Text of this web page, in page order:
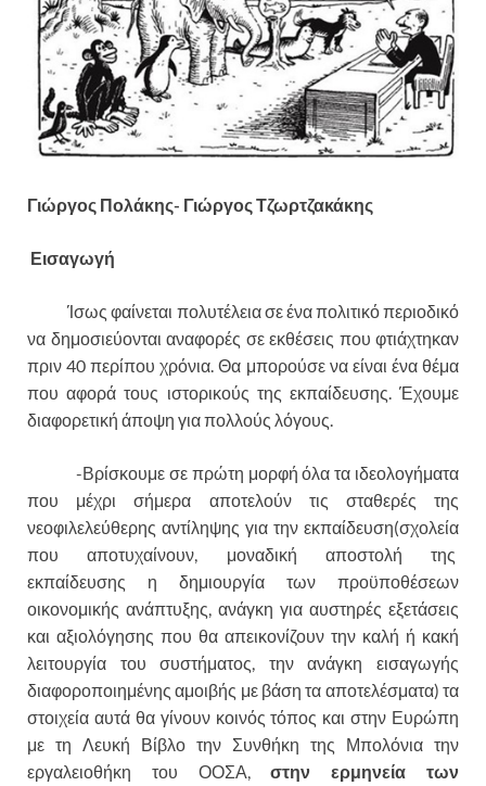
Γιώργος Πολάκης- Γιώργος Τζωρτζακάκης
Εισαγωγή
Ίσως φαίνεται πολυτέλεια σε ένα πολιτικό περιοδικό
να δημοσιεύονται αναφορές σε εκθέσεις που φτιάχτηκαν
πριν 40 περίπου χρόνια. Θα μπορούσε να είναι ένα θέμα
που αφορά τους ιστορικούς της εκπαίδευσης. Έχουμε
διαφορετική άποψη για πολλούς λόγους.
-Βρίσκουμε σε πρώτη μορφή όλα τα ιδεολογήματα
που μέχρι σήμερα αποτελούν τις σταθερές της
νεοφιλελεύθερης αντίληψης για την εκπαίδευση(σχολεία
που αποτυχαίνουν, μοναδική αποστολή της
εκπαίδευσης η δημιουργία των προϋποθέσεων
οικονομικής ανάπτυξης, ανάγκη για αυστηρές εξετάσεις
και αξιολόγησης που θα απεικονίζουν την καλή ή κακή
λειτουργία του συστήματος, την ανάγκη εισαγωγής
διαφοροποιημένης αμοιβής με βάση τα αποτελέσματα) τα
στοιχεία αυτά θα γίνουν κοινός τόπος και στην Ευρώπη
με τη Λευκή Βίβλο την Συνθήκη της Μπολόνια την
εργαλειοθήκη του ΟΟΣΑ,στην ερμηνεία των